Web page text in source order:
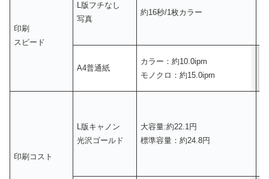
印刷
スピード
L版フチなし
写真
約16秒/1枚カラー
A4普通紙
カラー：約10.0ipm
モノクロ：約15.0ipm
印刷コスト
L版キャノン
光沢ゴールド
大容量:約22.1円
標準容量：約24.8円